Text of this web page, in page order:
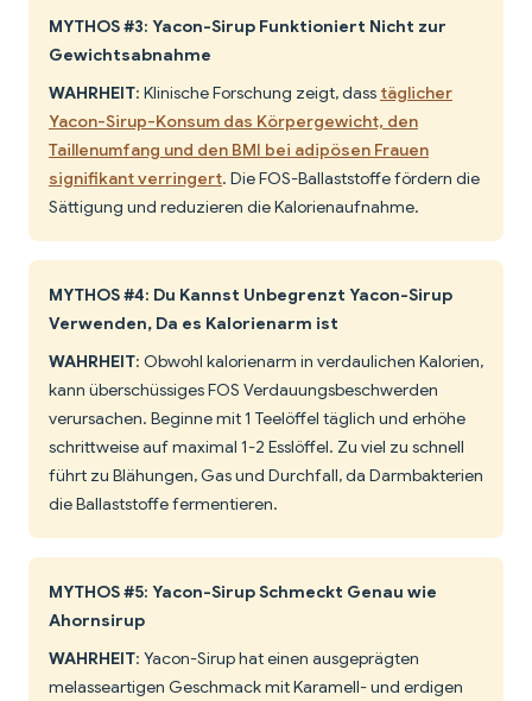
MYTHOS #3: Yacon-Sirup Funktioniert Nicht zur
Gewichtsabnahme
WAHRHEIT: Klinische Forschung zeigt, dass täglicher
Yacon-Sirup-Konsum das Körpergewicht, den
Taillenumfang und den BMI bei adipösen Frauen
signifikant verringert. Die FOS-Ballaststoffe fördern die
Sättigung und reduzieren die Kalorienaufnahme.
MYTHOS #4: Du Kannst Unbegrenzt Yacon-Sirup
Verwenden, Da es Kalorienarm ist
WAHRHEIT: Obwohl kalorienarm in verdaulichen Kalorien,
kann überschüssiges FOS Verdauungsbeschwerden
verursachen. Beginne mit 1 Teelöffel täglich und erhöhe
schrittweise auf maximal 1-2 Esslöffel. Zu viel zu schnell
führt zu Blähungen, Gas und Durchfall, da Darmbakterien
die Ballaststoffe fermentieren.
MYTHOS #5: Yacon-Sirup Schmeckt Genau wie
Ahornsirup
WAHRHEIT: Yacon-Sirup hat einen ausgeprägten
melasseartigen Geschmack mit Karamell- und erdigen